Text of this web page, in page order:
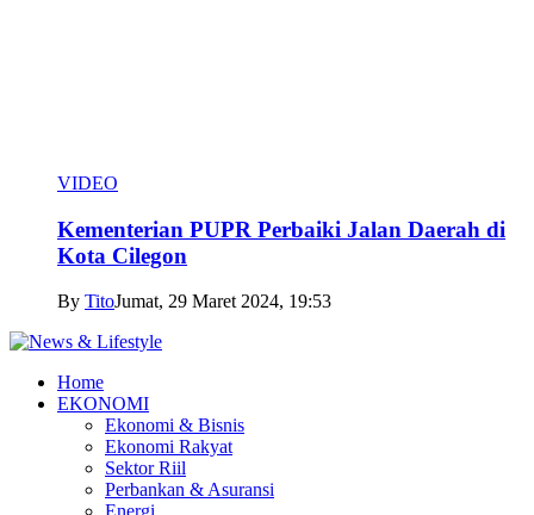
VIDEO
Kementerian PUPR Perbaiki Jalan Daerah di
Kota Cilegon
By TitoJumat, 29 Maret 2024, 19:53
Home
EKONOMI
Ekonomi & Bisnis
Ekonomi Rakyat
Sektor Riil
Perbankan & Asuransi